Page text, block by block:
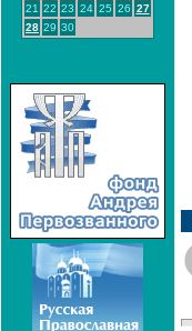
21 22 23 24 25 26 27
28 29 30